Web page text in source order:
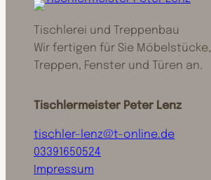
Tischlerei und Treppenbau
Wir fertigen für Sie Möbelstücke,
Treppen, Fenster und Türen an.
Tischlermeister Peter Lenz
tischler-lenz@t-online.de
03391650524
Impressum